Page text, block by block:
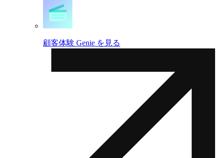
顧客体験 Genie を見る